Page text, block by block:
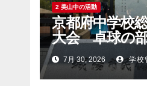
2 美山中の活動
京都府中学校
大会 卓球の
場！！
7月 30, 2026 学校